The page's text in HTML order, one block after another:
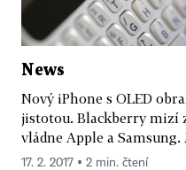
News
Nový iPhone s OLED
jistotou. Blackberry mizí
vládne Apple a
17. 2. 2017 ▪ 2 min. čtení